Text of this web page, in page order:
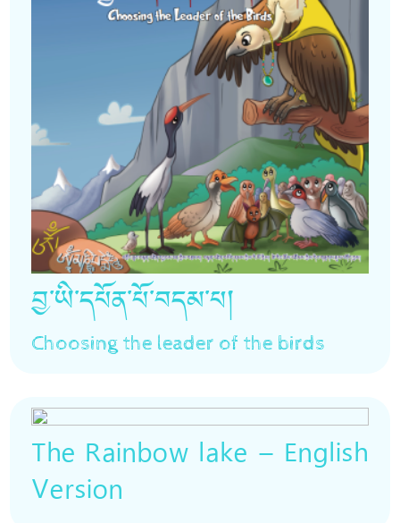
བྱ་ཡི་དཔོན་པོ་བདམ་པ།
Choosing the leader of the birds
The Rainbow lake – English
Version